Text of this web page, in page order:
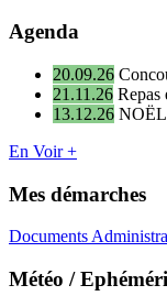
Agenda
20.09.26
21.11.26 Repas
13.12.26
En Voir +
Mes démarches
Documents
Météo /